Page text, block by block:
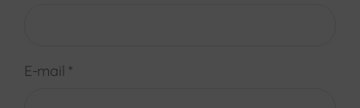
E-mail *